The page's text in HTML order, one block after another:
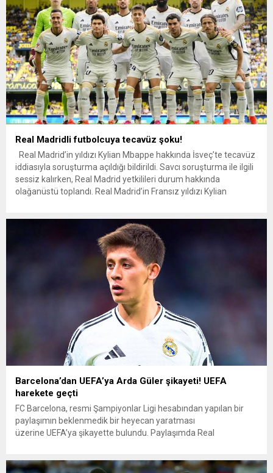
Real Madridli futbolcuya tecavüz şoku!
Real Madrid’in yıldızı Kylian Mbappe hakkında İsveç’te tecavüz
iddiasıyla soruşturma açıldığı bildirildi. Savcı soruşturma ile ilgili
sessiz kalırken, Real Madrid yetkilileri durum hakkında
olağanüstü toplandı. Real Madrid’in Fransız yıldızı Kylian
ardından Mbappe ve arkadaşları...
Barcelona’dan UEFA’ya Arda Güler şikayeti! UEFA
harekete geçti
FC Barcelona, resmi Şampiyonlar Ligi hesabından yapılan bir
paylaşımın beklenmedik bir heyecan yaratması
üzerine UEFA’ya şikayette bulundu. Paylaşımda Real
Barcelona’nın hoşuna gitmedi Bu yorum, Lamine Yamal’ın en iyi